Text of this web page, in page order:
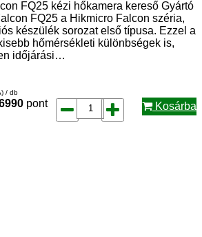
FQ25 kézi hőkamera kereső Gyártó
FQ25 a Hikmicro Falcon széria,
készülék sorozat első típusa. Ezzel a
hőmérsékleti különbségek is,
időjárási…
/ db
pont Kosárba